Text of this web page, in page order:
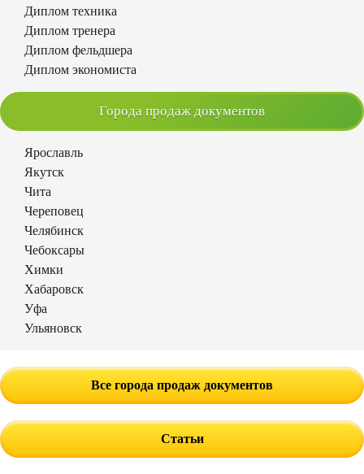
Диплом техника
Диплом тренера
Диплом фельдшера
Диплом экономиста
Города продаж документов
Ярославль
Якутск
Чита
Череповец
Челябинск
Чебоксары
Химки
Хабаровск
Уфа
Ульяновск
Все города продаж документов
Статьи